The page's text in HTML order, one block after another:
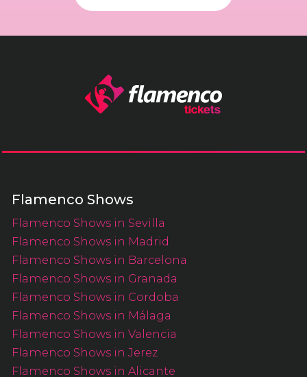
Flamenco Shows
Flamenco Shows in Sevilla
Flamenco Shows in Madrid
Flamenco Shows in Barcelona
Flamenco Shows in Granada
Flamenco Shows in Cordoba
Flamenco Shows in Málaga
Flamenco Shows in Valencia
Flamenco Shows in Jerez
Flamenco Shows in Alicante